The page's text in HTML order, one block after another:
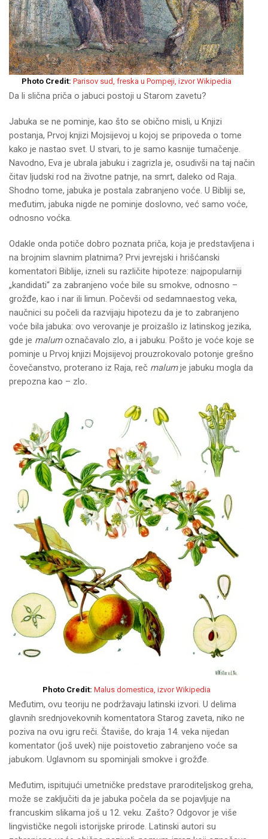
Photo Credit: Parisov sud, freska u Pompeji, izvor Wikipedia
Da li slična priča o jabuci postoji u Starom zavetu?
Jabuka se ne pominje, kao što se obično misli, u Knjizi
postanja, Prvoj knjizi Mojsijevoj u kojoj se pripoveda o tome
kako je nastao svet. U stvari, to je samo kasnije tumačenje.
Navodno, Eva je ubrala jabuku i zagrizla je, osudivši na taj način
čitav ljudski rod na životne patnje, na smrt, daleko od Raja.
Shodno tome, jabuka je postala zabranjeno voće. U Bibliji se,
međutim, jabuka nigde ne pominje doslovno, već samo voće,
odnosno voćka.
Odakle onda potiče dobro poznata priča, koja je predstavljena i
na brojnim slavnim platnima? Prvi jevrejski i hrišćanski
komentatori Biblije, izneli su različite hipoteze: najpopularniji
„kandidati“ za zabranjeno voće bile su smokve, odnosno –
grožđe, kao i nar ili limun. Počevši od sedamnaestog veka,
naučnici su počeli da razvijaju hipotezu da je to zabranjeno
voće bila jabuka: ovo verovanje je proizašlo iz latinskog jezika,
gde je malumoznačavalo zlo, a i jabuku. Pošto je voće koje se
pominje u Prvoj knjizi Mojsijevoj prouzrokovalo potonje grešno
čovečanstvo, proterano iz Raja, reč malumje jabuku mogla da
prepozna kao – zlo.
Photo Credit: Malus domestica, izvor Wikipedia
Međutim, ovu teoriju ne podržavaju latinski izvori. U delima
glavnih srednjovekovnih komentatora Starog zaveta, niko ne
poziva na ovu igru reči. Štaviše, do kraja 14. veka nijedan
komentator (još uvek) nije poistovetio zabranjeno voće sa
jabukom. Uglavnom su spominjali smokve i grožđe.
Međutim, ispitujući umetničke predstave praroditeljskog greha,
može se zaključiti da je jabuka počela da se pojavljuje na
francuskim slikama još u 12. veku. Zašto? Odgovor je više
lingvističke negoli istorijske prirode. Latinski autori su